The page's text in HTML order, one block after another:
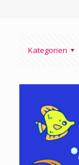
Kategorien